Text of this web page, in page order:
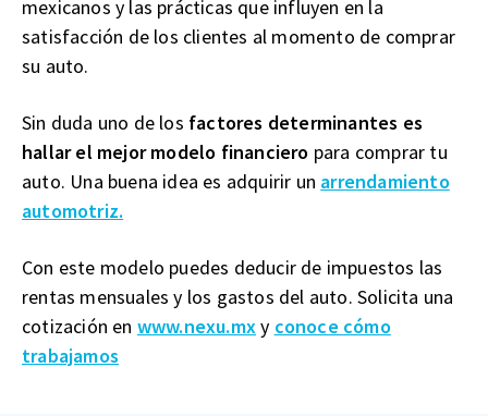
mexicanos y las prácticas que influyen en la
satisfacción de los clientes al momento de comprar
su auto.
Sin duda uno de los factores determinantes es
hallar el mejor modelo financiero para comprar tu
auto. Una buena idea es adquirir un arrendamiento
automotriz.
Con este modelo puedes deducir de impuestos las
rentas mensuales y los gastos del auto. Solicita una
cotización en www.nexu.mxy conoce cómo
trabajamos